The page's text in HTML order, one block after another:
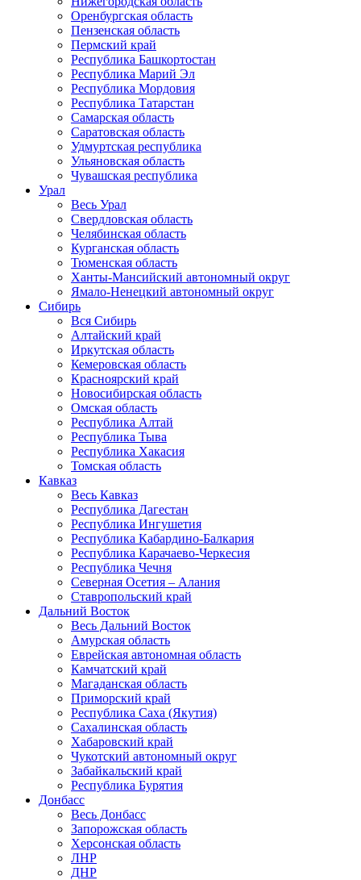
Оренбургская область
Пензенская область
Пермский край
Республика Башкортостан
Республика Марий Эл
Республика Мордовия
Республика Татарстан
Самарская область
Саратовская область
Удмуртская республика
Ульяновская область
Чувашская республика
Урал
Весь Урал
Свердловская область
Челябинская область
Курганская область
Тюменская область
Ханты-Мансийский автономный округ
Ямало-Ненецкий автономный округ
Сибирь
Вся Сибирь
Алтайский край
Иркутская область
Кемеровская область
Красноярский край
Новосибирская область
Омская область
Республика Алтай
Республика Тыва
Республика Хакасия
Томская область
Кавказ
Весь Кавказ
Республика Дагестан
Республика Ингушетия
Республика Кабардино-Балкария
Республика Карачаево-Черкесия
Республика Чечня
Северная Осетия – Алания
Ставропольский край
Дальний Восток
Весь Дальний Восток
Амурская область
Еврейская автономная область
Камчатский край
Магаданская область
Приморский край
Республика Саха (Якутия)
Сахалинская область
Хабаровский край
Чукотский автономный округ
Забайкальский край
Республика Бурятия
Донбасс
Весь Донбасс
Запорожская область
Херсонская область
ЛНР
ДНР